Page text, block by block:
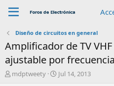
Diseño de circuitos en general
Amplificador de TV
ajustable por frecuencia
A
mdptweety
F
Jul 14, 2013